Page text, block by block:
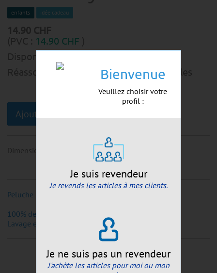
Bienvenue
Veuillez choisir votre
profil :
Je suis revendeur
Je revends les articles à mes clients.
Je ne suis pas un revendeur
J'achète les articles pour moi ou mon
enfants idée cadeau
14.90 CHF
Réassort possible sous 3-5 jours ouvrables
Ajouter au panier
Peluche lynx ~20cm
100% de polyester
Lavage en machine jusqu'à 30°